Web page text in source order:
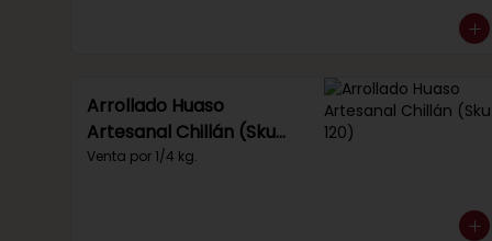
Arrollado Huaso
Artesanal Chillán (Sku
120)
Venta por 1/4 kg.